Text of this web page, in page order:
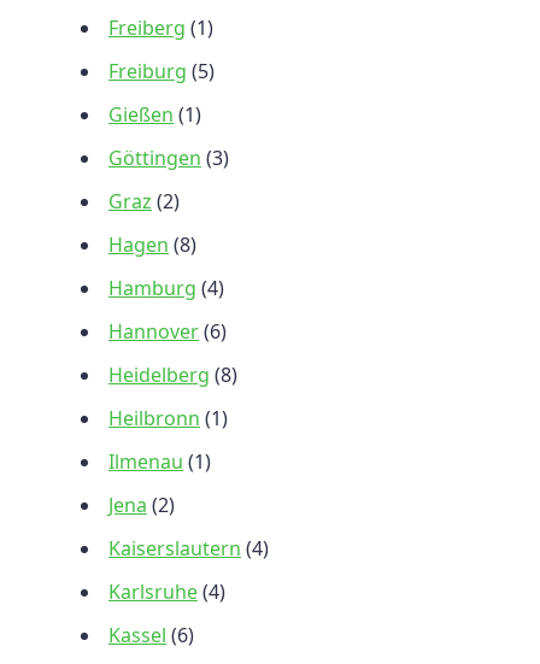
Freiberg (1)
Freiburg (5)
Gießen (1)
Göttingen (3)
Graz (2)
Hagen (8)
Hamburg (4)
Hannover(6)
Heidelberg (8)
Heilbronn (1)
Ilmenau (1)
Jena (2)
Kaiserslautern (4)
Karlsruhe(4)
Kassel (6)